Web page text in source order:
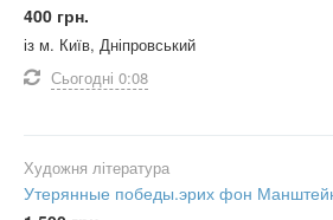
400 грн.
із м. Київ, Дніпровський
Сьогодні 0:08
Художня література
Утерянные победы.эрих фон